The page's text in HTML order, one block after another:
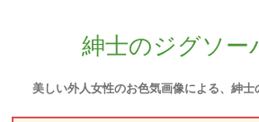
紳士のジグソー
美しい外人女性のお色気画像による、紳士